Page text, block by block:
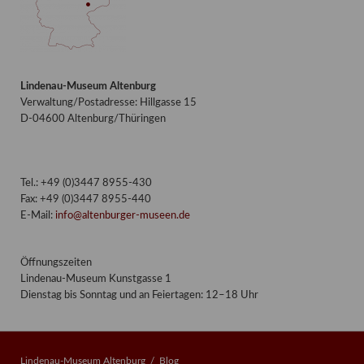
Lindenau-Museum Altenburg
Verwaltung/Postadresse: Hillgasse 15
D-04600 Altenburg/Thüringen
Tel.: +49 (0)3447 8955-430
Fax: +49 (0)3447 8955-440
E-Mail: info@altenburger-museen.de
Öffnungszeiten
Lindenau-Museum Kunstgasse 1
Dienstag bis Sonntag und an Feiertagen: 12–18 Uhr
Lindenau-Museum Altenburg Blog